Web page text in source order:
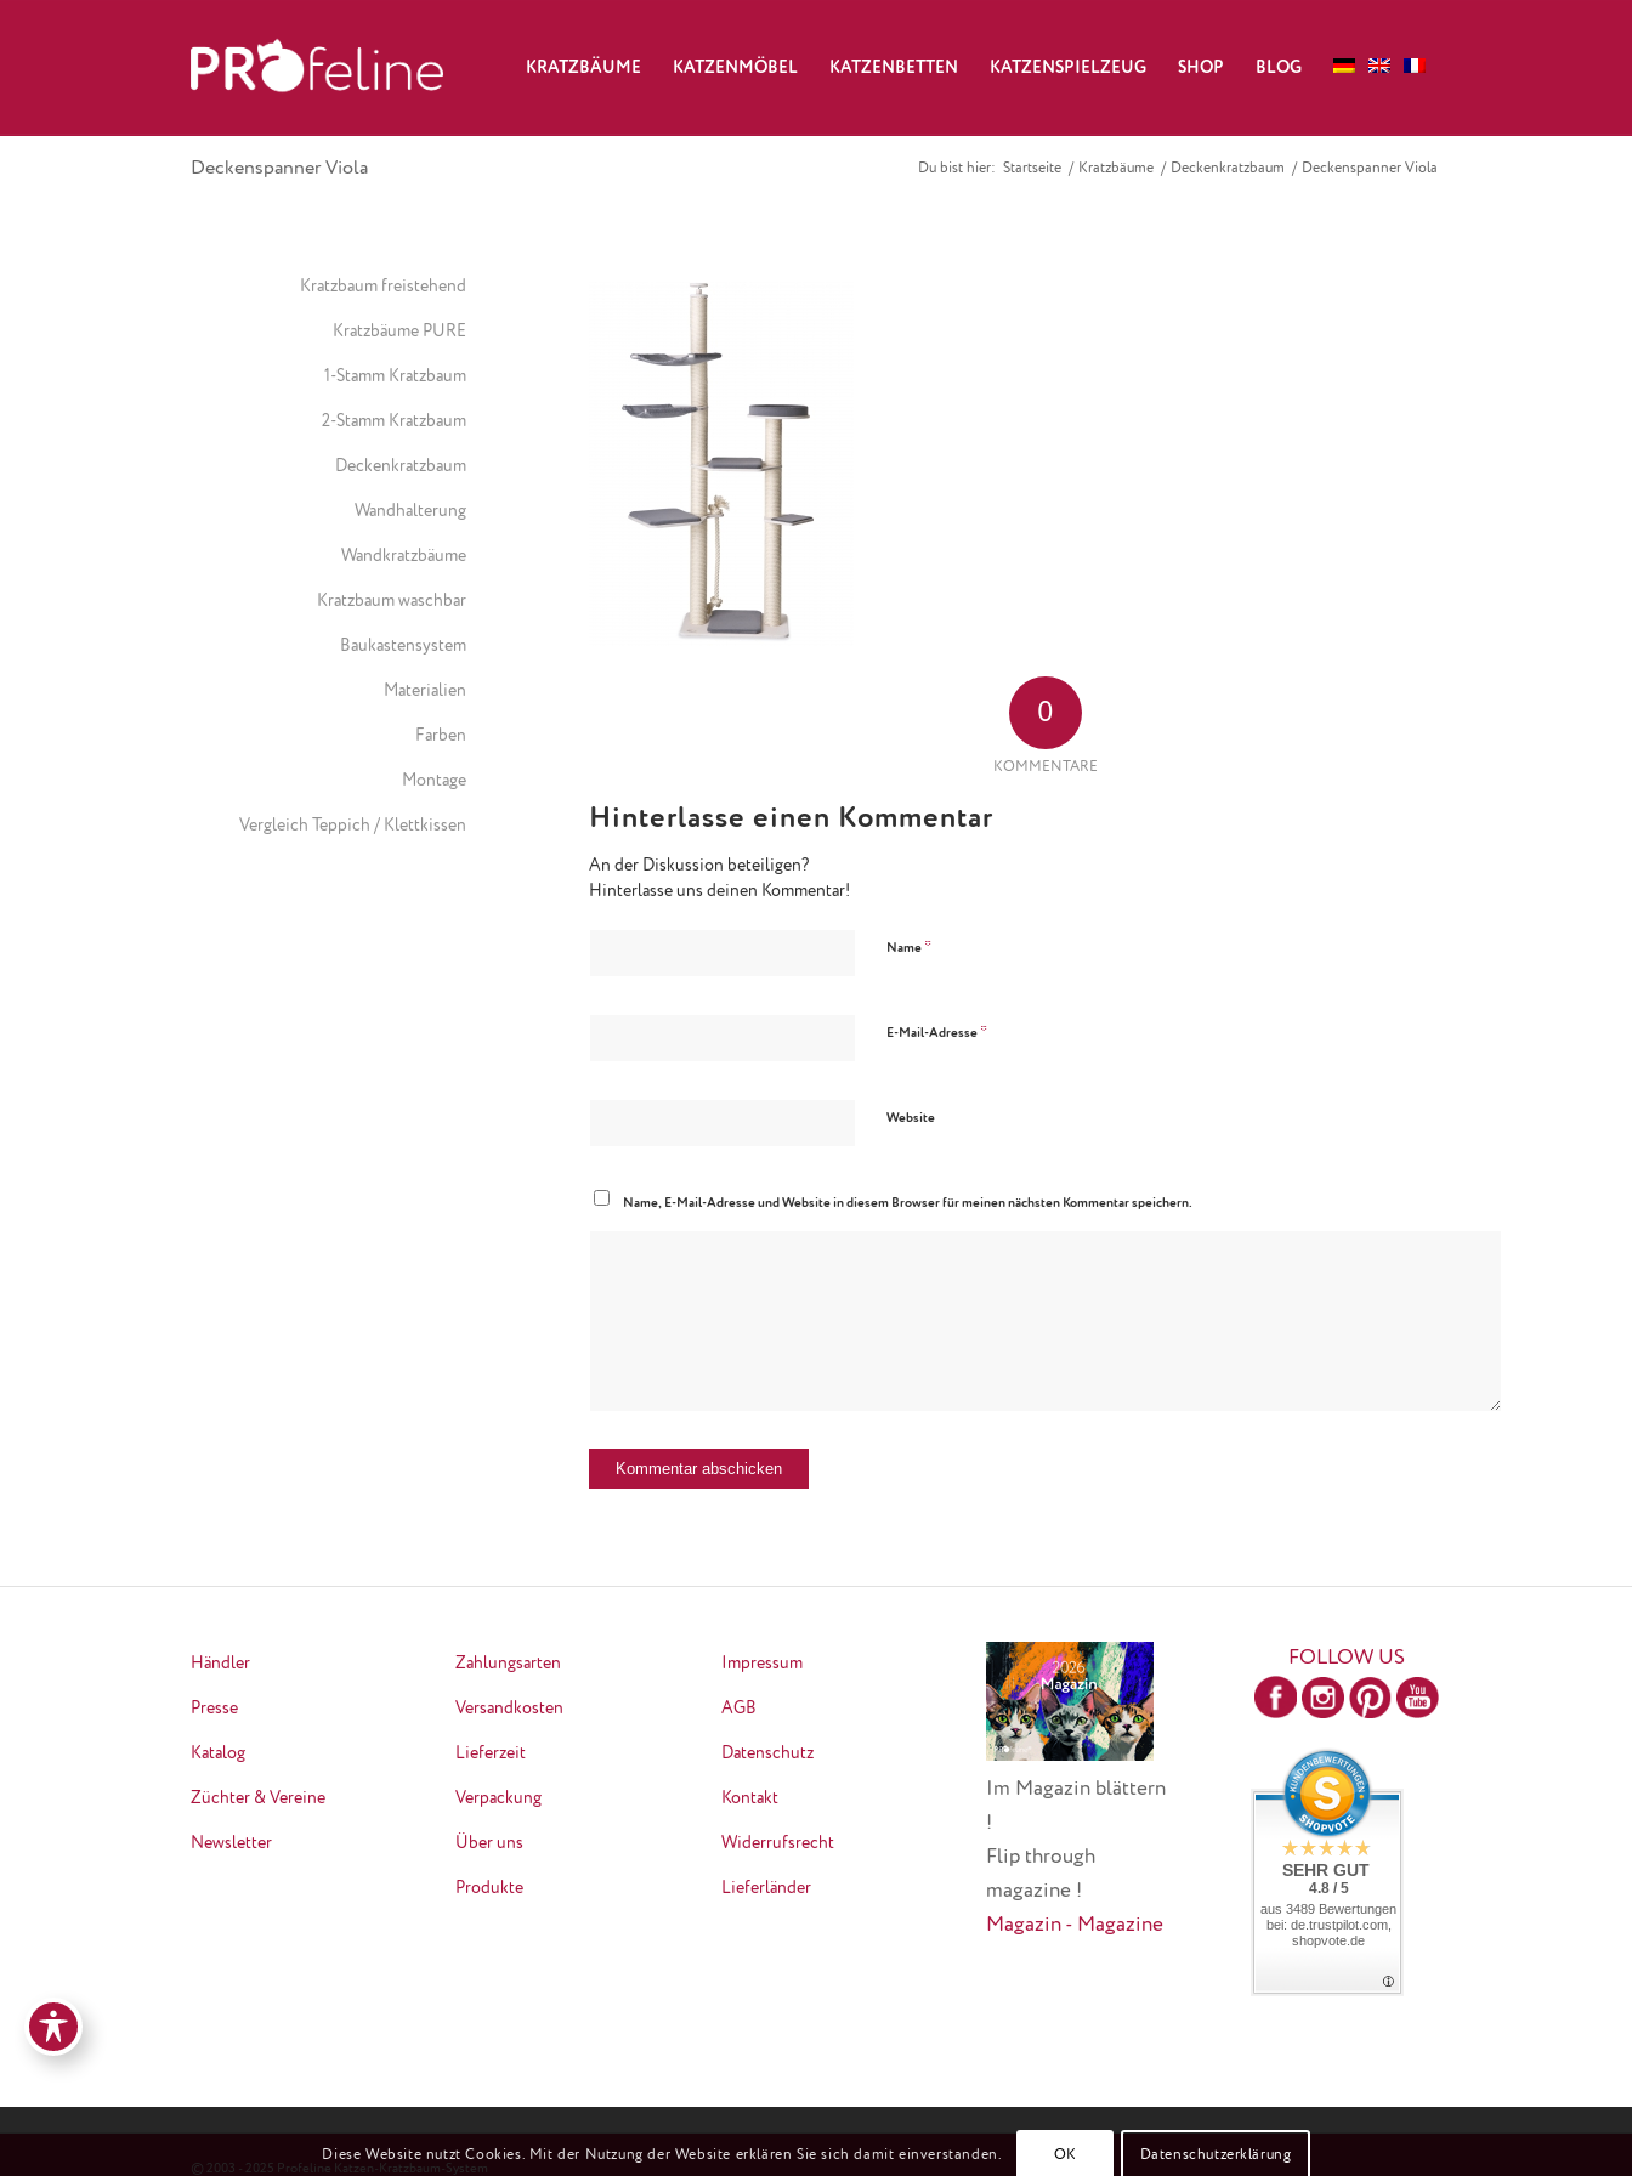
KRATZBÄUME KATZENMÖBEL KATZENBETTEN KATZENSPIELZEUG SHOP BLOG
Deckenspanner Viola Du bist hier: Startseite / Kratzbäume / Deckenkratzbaum / Deckenspanner Viola
0
KOMMENTARE
Hinterlasse einen Kommentar
An der Diskussion beteiligen?
Hinterlasse uns deinen Kommentar!
Name *
E-Mail-Adresse *
Website
Name, E-Mail-Adresse und Website in diesem Browser für meinen nächsten Kommentar speichern.
Kratzbaum freistehend
Kratzbäume PURE
1-Stamm Kratzbaum
2-Stamm Kratzbaum
Deckenkratzbaum
Wandhalterung
Wandkratzbäume
Kratzbaum waschbar
Baukastensystem
Materialien
Farben
Montage
Vergleich Teppich / Klettkissen
Händler
Presse
Katalog
Züchter & Vereine
Newsletter
Zahlungsarten
Versandkosten
Lieferzeit
Verpackung
Über uns
Produkte
Impressum
AGB
Datenschutz
Kontakt
Widerrufsrecht
Lieferländer
Im Magazin blättern
!
Flip through
magazine !
Magazin - Magazine
FOLLOW US
SEHR GUT
4.8 / 5
aus 3489 Bewertungen
bei: de.trustpilot.com,
shopvote.de
© 2003 - 2025 Profeline Katzen-Kratzbaum-System
Diese Website nutzt Cookies. Mit der Nutzung der Website erklären Sie sich damit einverstanden. OK Datenschutzerklärung